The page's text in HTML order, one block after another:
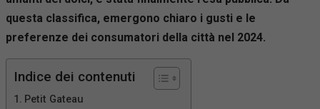
questa classifica, emergono chiaro i gusti e le
preferenze dei consumatori della città nel 2024.
Indice dei contenuti
Petit Gateau